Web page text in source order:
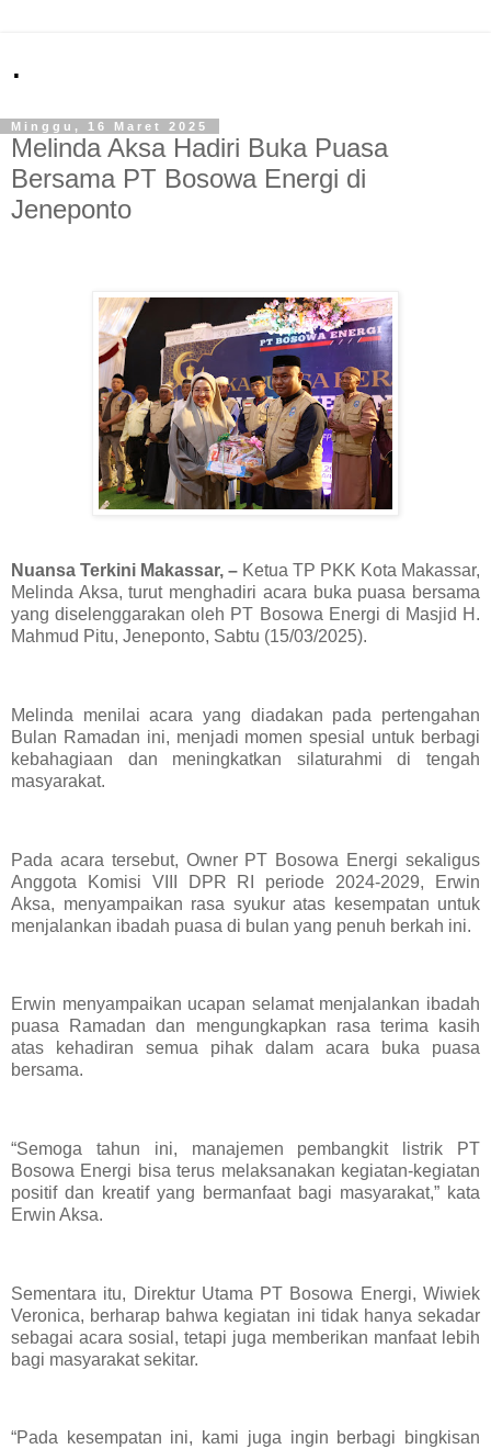
.
Minggu, 16 Maret 2025
Melinda Aksa Hadiri Buka Puasa
Bersama PT Bosowa Energi di
Jeneponto
Nuansa Terkini Makassar, – Ketua TP PKK Kota Makassar,
Melinda Aksa, turut menghadiri acara buka puasa bersama
yang diselenggarakan oleh PT Bosowa Energi di Masjid H.
Mahmud Pitu, Jeneponto, Sabtu (15/03/2025).
Melinda menilai acara yang diadakan pada pertengahan
Bulan Ramadan ini, menjadi momen spesial untuk berbagi
kebahagiaan dan meningkatkan silaturahmi di tengah
masyarakat.
Pada acara tersebut, Owner PT Bosowa Energi sekaligus
Anggota Komisi VIII DPR RI periode 2024-2029, Erwin
Aksa, menyampaikan rasa syukur atas kesempatan untuk
menjalankan ibadah puasa di bulan yang penuh berkah ini.
Erwin menyampaikan ucapan selamat menjalankan ibadah
puasa Ramadan dan mengungkapkan rasa terima kasih
atas kehadiran semua pihak dalam acara buka puasa
bersama.
“Semoga tahun ini, manajemen pembangkit listrik PT
Bosowa Energi bisa terus melaksanakan kegiatan-kegiatan
positif dan kreatif yang bermanfaat bagi masyarakat,” kata
Erwin Aksa.
Sementara itu, Direktur Utama PT Bosowa Energi, Wiwiek
Veronica, berharap bahwa kegiatan ini tidak hanya sekadar
sebagai acara sosial, tetapi juga memberikan manfaat lebih
bagi masyarakat sekitar.
“Pada kesempatan ini, kami juga ingin berbagi bingkisan